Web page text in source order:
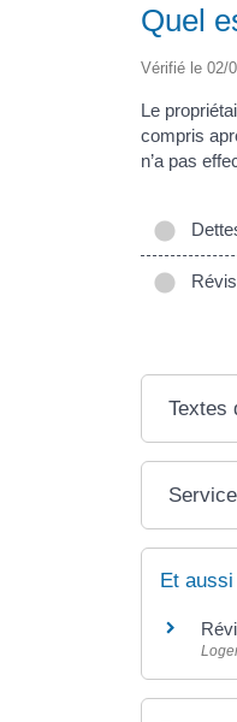
Quel
Vérifié le 02/
Le
compris
n’a pas
Textes
Et aussi